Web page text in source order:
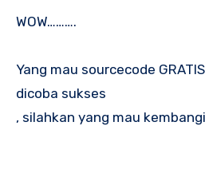
WOW……….
Yang mau sourcecode
dicoba sukses
, silahkan yang mau